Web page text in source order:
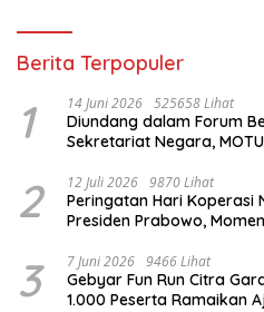
Berita Terpopuler
1 14 Juni 2026 525658 Lihat
Diundang dalam Forum
Sekretariat Negara,
2 12 Juli 2026 9870 Lihat
Peringatan Hari Koperasi
Presiden Prabowo,
3 7 Juni 2026 9466 Lihat
Gebyar Fun Run Citra
1.000 Peserta Ramaikan